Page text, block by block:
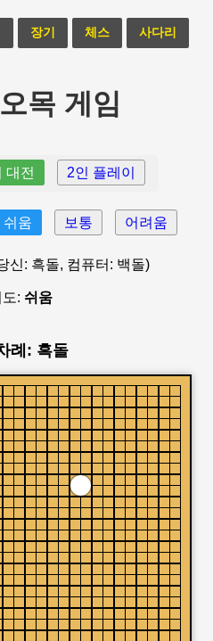
장기 체스 사다리
목 게임
대전 2인 플레이
쉬움 보통 어려움
신: 흑돌, 컴퓨터: 백돌)
: 쉬움
례: 흑돌